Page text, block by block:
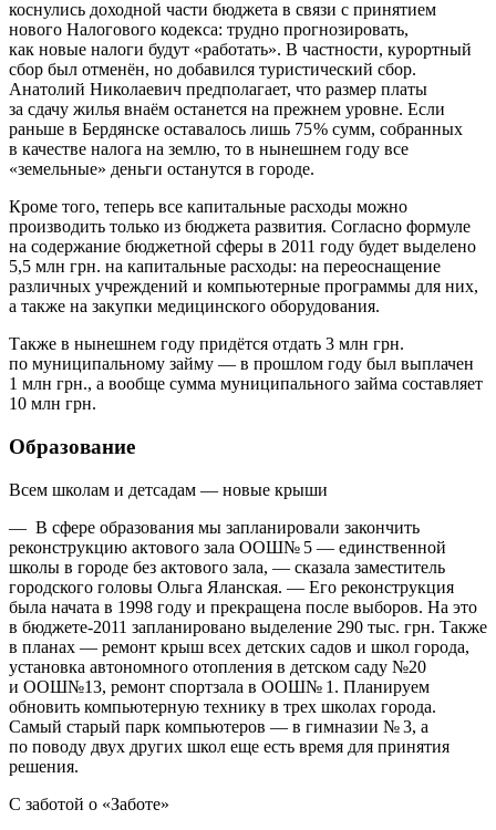
коснулись доходной части бюджета в связи с принятием
нового Налогового кодекса: трудно прогнозировать,
как новые налоги будут «работать». В частности, курортный
сбор был отменён, но добавился туристический сбор.
Анатолий Николаевич предполагает, что размер платы
за сдачу жилья внаём останется на прежнем уровне. Если
раньше в Бердянске оставалось лишь 75 % сумм, собранных
в качестве налога на землю, то в нынешнем году все
«земельные» деньги останутся в городе.
Кроме того, теперь все капитальные расходы можно
производить только из бюджета развития. Согласно формуле
на содержание бюджетной сферы в 2011 году будет выделено
5,5 млн грн. на капитальные расходы: на переоснащение
различных учреждений и компьютерные программы для них,
а также на закупки медицинского оборудования.
Также в нынешнем году придётся отдать 3 млн грн.
по муниципальному займу — в прошлом году был выплачен
1 млн грн., а вообще сумма муниципального займа составляет
10 млн грн.
Образование
Всем школам и детсадам — новые крыши
— В сфере образования мы запланировали закончить
реконструкцию актового зала ООШ№ 5 — единственной
школы в городе без актового зала, — сказала заместитель
городского головы Ольга Яланская. — Его реконструкция
была начата в 1998 году и прекращена после выборов. На это
в бюджете-2011 запланировано выделение 290 тыс. грн. Также
в планах — ремонт крыш всех детских садов и школ города,
установка автономного отопления в детском саду №20
и ООШ№13, ремонт спортзала в ООШ№ 1. Планируем
обновить компьютерную технику в трех школах города.
Самый старый парк компьютеров — в гимназии № 3, а
по поводу двух других школ еще есть время для принятия
решения.
С заботой о «Заботе»